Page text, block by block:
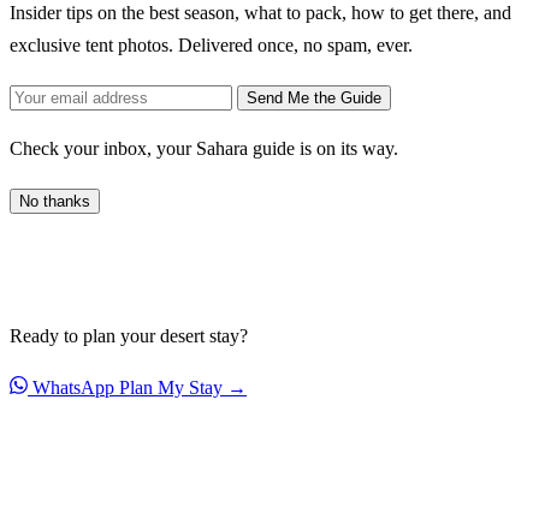
Insider tips on the best season, what to pack, how to get there, and
exclusive tent photos. Delivered once, no spam, ever.
Send Me the Guide
Check your inbox, your Sahara guide is on its way.
No thanks
Ready to plan your desert stay?
WhatsApp Plan My Stay →